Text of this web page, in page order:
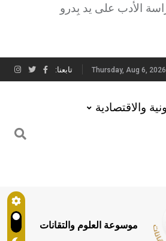
الأدب على يد بِدرو
Thursday, Aug 6, 2026 تابعنا:
والاقتصادية
موسوعة العلوم والتقانات